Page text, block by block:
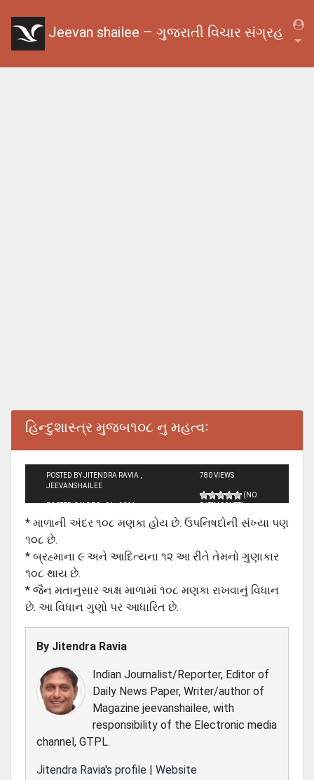
Jeevan shailee – ગુજરાતી વિચાર સંગ્રહ
હિન્દુશાસ્ત્ર મુજબ૧૦૮ નુ મહત્વઃ
POSTED BY JITENDRA RAVIA ,
JEEVANSHAILEE
POSTED ON DEC - 21 - 2011
780 VIEWS
(NO
RATINGS YET)
* માળાની અંદર ૧૦૮ મણકા હોય છે. ઉપનિષદોની સંખ્યા પણ
૧૦૮ છે.
* બ્રહ્માના ૯ અને આદિત્યના ૧૨ આ રીતે તેમનો ગુણાકાર
૧૦૮ થાય છે.
* જૈન મતાનુસાર અક્ષ માળામાં ૧૦૮ મણકા રાખવાનું વિધાન
છે. આ વિધાન ગુણો પર આધારિત છે.
By Jitendra Ravia
Indian Journalist/Reporter, Editor of
Daily News Paper, Writer/author of
Magazine jeevanshailee, with
responsibility of the Electronic media
channel, GTPL.
Jitendra Ravia's profile | Website